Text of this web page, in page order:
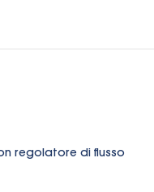
regolatore di flusso